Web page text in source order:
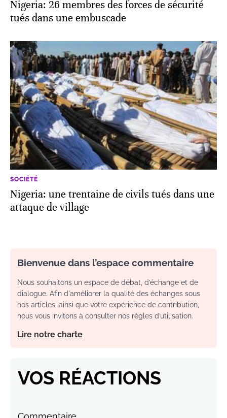
Nigeria: 26 membres des forces de sécurité
tués dans une embuscade
SOCIÉTÉ
Nigeria: une trentaine de civils tués dans une
attaque de village
Bienvenue dans l’espace commentaire
Nous souhaitons un espace de débat, d’échange et de
dialogue. Afin d'améliorer la qualité des échanges sous
nos articles, ainsi que votre expérience de contribution,
nous vous invitons à consulter nos règles d’utilisation.
Lire notre charte
VOS RÉACTIONS